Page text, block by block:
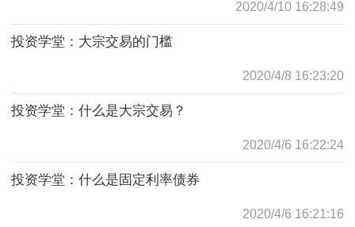
2020/4/10 16:28:49
投资学堂：大宗交易的门槛
2020/4/8 16:23:20
投资学堂：什么是大宗交易？
2020/4/6 16:22:24
投资学堂：什么是固定利率债券
2020/4/6 16:21:16